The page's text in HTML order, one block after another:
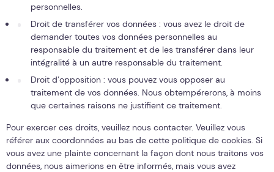
personnelles.
Droit de transférer vos données : vous avez le droit de
demander toutes vos données personnelles au
responsable du traitement et de les transférer dans leur
intégralité à un autre responsable du traitement.
Droit d’opposition : vous pouvez vous opposer au
traitement de vos données. Nous obtempérerons, à moins
que certaines raisons ne justifient ce traitement.
Pour exercer ces droits, veuillez nous contacter. Veuillez vous
référer aux coordonnées au bas de cette politique de cookies. Si
vous avez une plainte concernant la façon dont nous traitons vos
données, nous aimerions en être informés, mais vous avez